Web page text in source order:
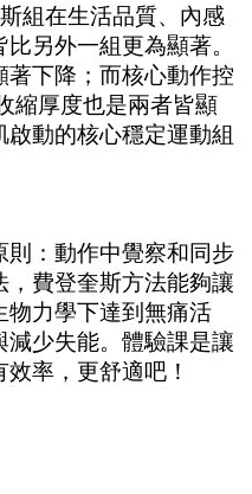
組在生活品質、內感
另外一組更為顯著。
下降；而核心動作控
縮厚度也是兩者皆顯
動的核心穩定運動組
則：動作中覺察和同步
費登奎斯方法能夠讓
物力學下達到無痛活
少失能。體驗課是讓
率，更舒適吧！